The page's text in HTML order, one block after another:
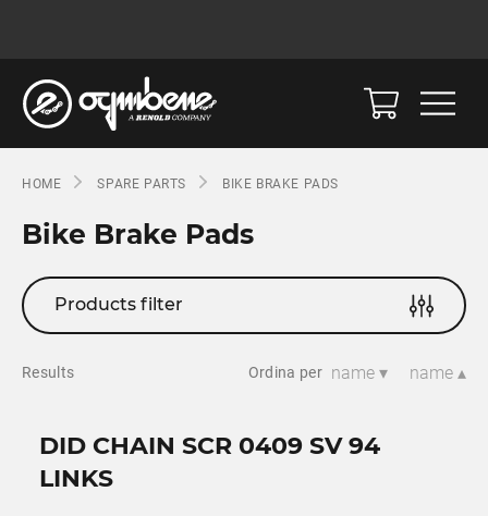
HOME SPARE PARTS BIKE BRAKE PADS
Bike Brake Pads
Products filter
Results Ordina per name ▾ name ▴
DID CHAIN SCR 0409 SV 94
LINKS